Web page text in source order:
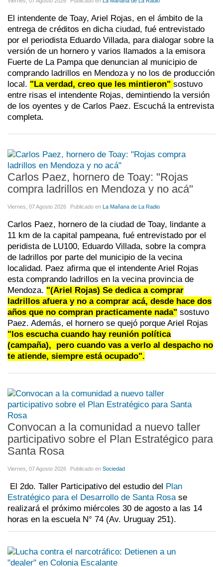
El intendente de Toay, Ariel Rojas, en el ámbito de la
entrega de créditos en dicha ciudad, fué entrevistado
por el periodista Eduardo Villada, para dialogar sobre la
versión de un hornero y varios llamados a la emisora
Fuerte de La Pampa que denuncian al municipio de
comprando ladrillos en Mendoza y no los de producción
local. "La verdad, creo que les mintieron" sostuvo
entre risas el intendente Rojas, demintiendo la versión
de los oyentes y de Carlos Paez. Escuchá la entrevista
completa.
Carlos Paez, hornero de Toay: "Rojas
compra ladrillos en Mendoza y no acá"
Viernes, 07 Agosto 2026 Publicado en La Mañana de La Radio
Carlos Paez, hornero de la ciudad de Toay, lindante a
11 km de la capital pampeana, fué entrevistado por el
peridista de LU100, Eduardo Villada, sobre la compra
de ladrillos por parte del municipio de la vecina
localidad. Paez afirma que el intendente Ariel Rojas
esta comprando ladrillos en la vecina provincia de
Mendoza. "(Ariel Rojas) Se dedica a comprar
ladrillos afuera y no a comprar acá, desde hace dos
años que no compran practicamente nada" sostuvo
Paez. Además, el hornero se quejó porque Ariel Rojas
"los escucha cuando hay reunión política
(campaña), pero cuando vas a verlo al despacho no
te atiende, siempre está ocupado".
Convocan a la comunidad a nuevo taller
participativo sobre el Plan Estratégico para
Santa Rosa
Viernes, 07 Agosto 2026 Publicado en Sociedad
El 2do. Taller Participativo del estudio del Plan
Estratégico para el Desarrollo de Santa Rosa se
realizará el próximo miércoles 30 de agosto a las 14
horas en la escuela N° 74 (Av. Uruguay 251).